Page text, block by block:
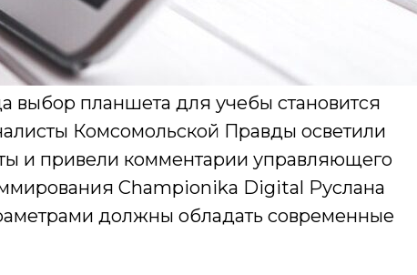
выбор планшета для учебы становится
Комсомольской Правды осветили
и привели комментарии управляющего
Championika Digital Руслана
должны обладать современные